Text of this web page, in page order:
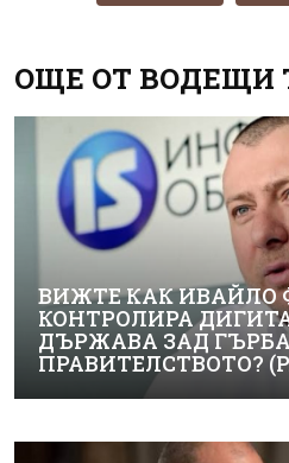
ОЩЕ ОТ ВОДЕЩИ
ВИЖТЕ КАК ИВАЙЛО
КОНТРОЛИРА
ДЪРЖАВА ЗАД
ПРАВИТЕЛСТВОТО?